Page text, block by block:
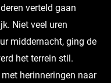
verteld gaan
Niet veel uren
middernacht, ging de
het terrein stil.
herinneringen naar